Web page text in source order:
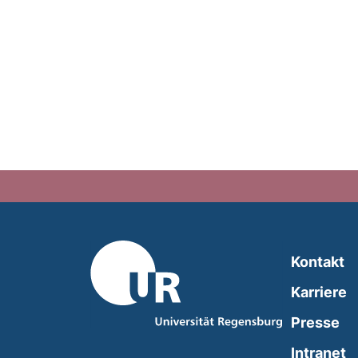
Kontakt
Karriere
Presse
Intranet